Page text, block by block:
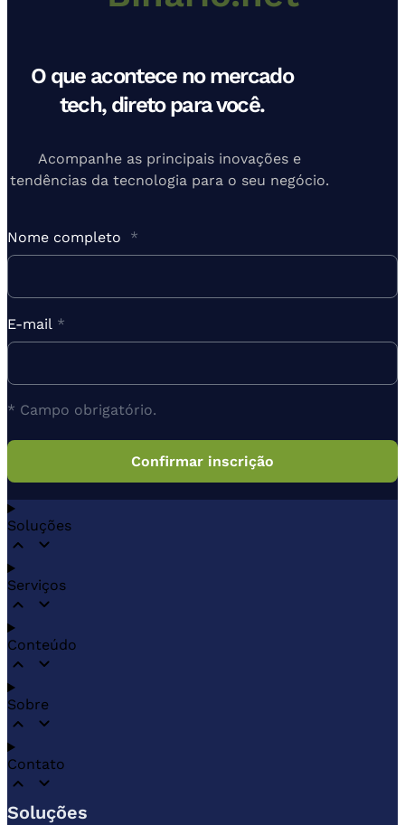
O que acontece no mercado
tech, direto para você.
Acompanhe as principais inovações e
tendências da tecnologia para o seu negócio.
Nome completo *
E-mail *
* Campo obrigatório.
Soluções
Serviços
Conteúdo
Sobre
Contato
Soluções